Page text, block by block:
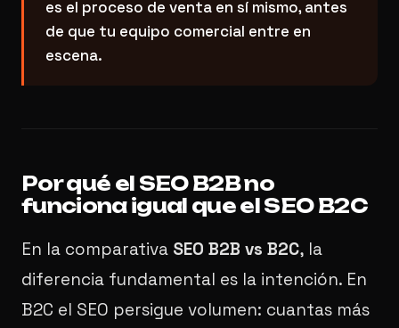
es el proceso de venta en sí mismo, antes
de que tu equipo comercial entre en
escena.
Por qué el SEO B2B no
funciona igual que el SEO B2C
En la comparativa SEO B2B vs B2C, la
diferencia fundamental es la intención. En
B2C el SEO persigue volumen: cuantas más